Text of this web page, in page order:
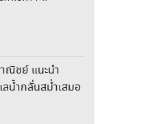
ณิชย์ แนะนำ
น้ำกลั่นสม่ำเสมอ